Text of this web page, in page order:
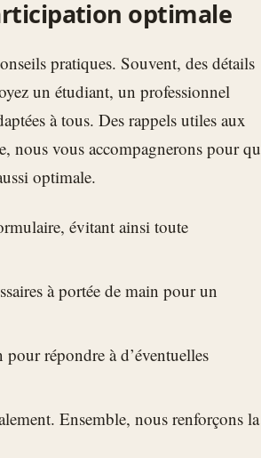
optimale
pratiques. Souvent, des détails
un étudiant, un professionnel
à tous. Des rappels utiles aux
nous vous accompagnerons pour
optimale.
évitant ainsi toute
à portée de main pour un
répondre à d’éventuelles
Ensemble, nous renforçons la